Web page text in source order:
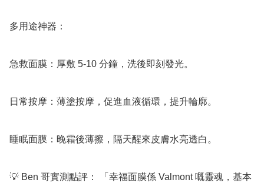
多用途神器：
急救面膜：厚敷 5-10 分鐘，洗後即刻發光。
日常按摩：薄塗按摩，促進血液循環，提升輪廓。
睡眠面膜：晚霜後薄擦，隔天醒來皮膚水亮透白。
💡 Ben 哥實測點評： 「幸福面膜係 Valmont 嘅靈魂，基本